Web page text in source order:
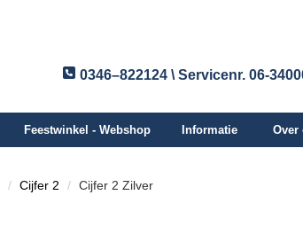
0346–822124 \ Servicenr. 06-
Feestwinkel - Webshop Informatie Over
Cijfer 2 Cijfer 2 Zilver